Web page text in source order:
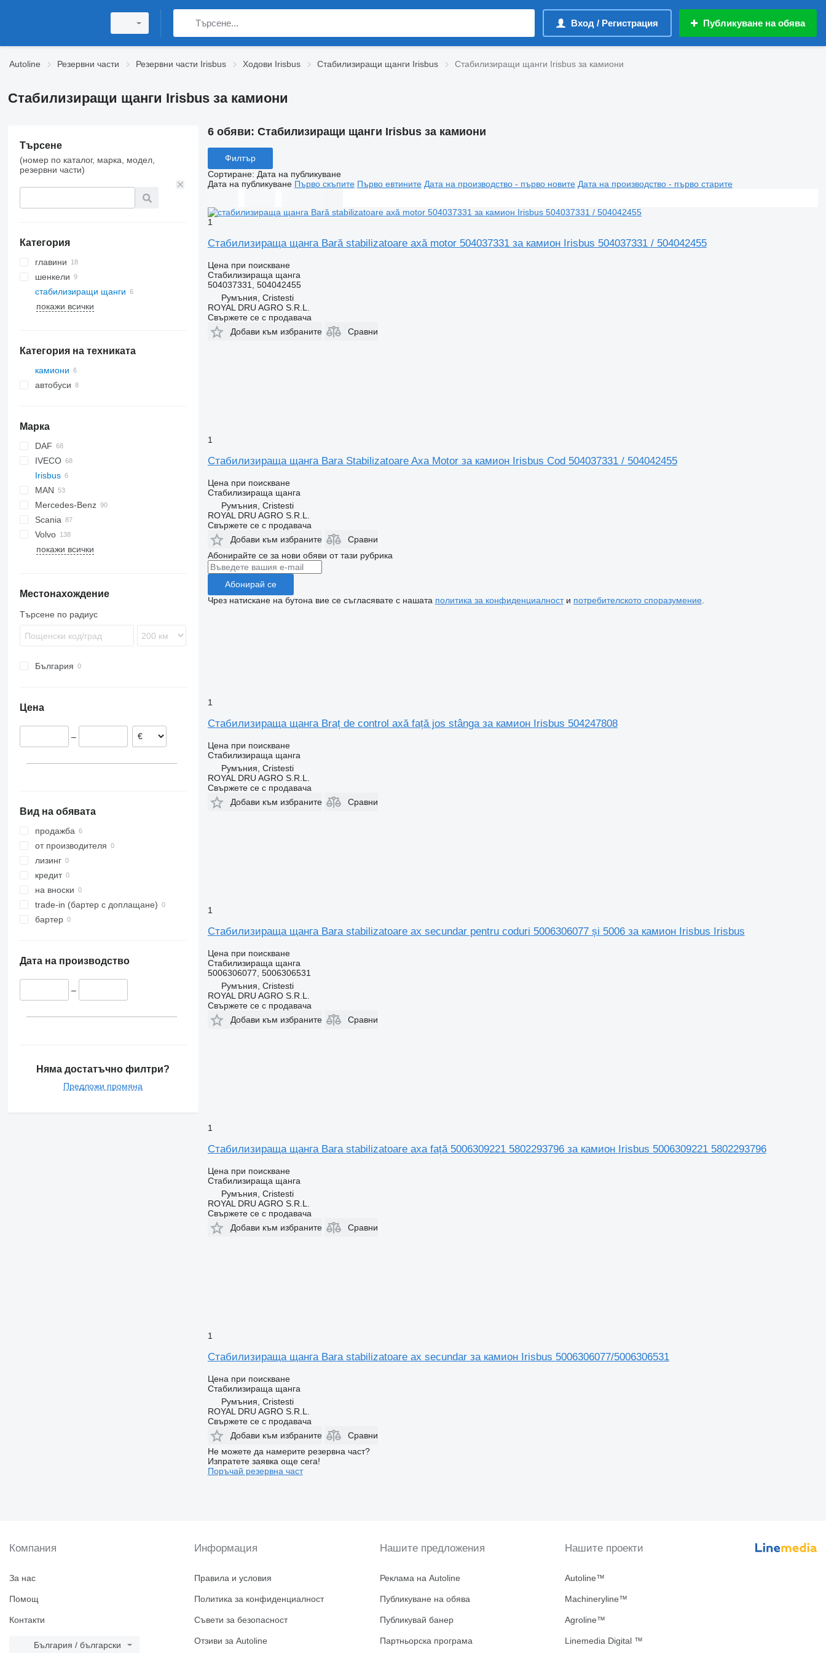
Вход / Регистрация Публикуване на обява
Autoline Резервни части Резервни части Irisbus Ходови Irisbus Стабилизиращи щанги Irisbus Стабилизиращи щанги Irisbus за камиони
Стабилизиращи щанги Irisbus за камиони
Търсене
(номер по каталог, марка, модел,
резервни части)
Категория
главини
шенкели
стабилизиращи щанги
покажи всички
Категория на техниката
камиони
автобуси
Марка
DAF
AS
CF
LF
XF
XG
F-MAX
IVECO
Daily
EuroCargo
EuroStar
Eurotech
Eurotrakker
S-Way
Irisbus
MAN
L2000
LE
TGA
TGL
TGX
Mercedes-Benz
A-Class
Actros
Antos
Axor
Canter
Atleon
Cabstar
Magnum
Mascott
Midliner
Scania
R-series
Volvo
FE
FM
G-series
L-series
покажи всички
Местонахождение
Търсене по радиус
България
Цена
–
Вид на обявата
продажба
от производителя
лизинг
кредит
на вноски
trade-in (бартер с доплащане)
бартер
Дата на производство
–
Няма достатъчно филтри?
Предложи промяна
6 обяви: Стабилизиращи щанги Irisbus за камиони
Филтър
Сортиране: Дата на публикуване
Дата на публикуване Първо скъпите Първо евтините Дата на производство - първо новите Дата на производство - първо старите
1
Стабилизираща щанга Bară stabilizatoare axă motor 504037331 за камион Irisbus 504037331 / 504042455
Цена при поискване
Стабилизираща щанга
504037331, 504042455
Румъния, Cristesti
ROYAL DRU AGRO S.R.L.
Свържете се с продавача
Добави към избраните
Сравни
1
Стабилизираща щанга Bara Stabilizatoare Axa Motor за камион Irisbus Cod 504037331 / 504042455
Цена при поискване
Стабилизираща щанга
Румъния, Cristesti
ROYAL DRU AGRO S.R.L.
Свържете се с продавача
Добави към избраните
Сравни
Абонирайте се за нови обяви от тази рубрика
Абонирай се
Чрез натискане на бутона вие се съгласявате с нашата политика за конфиденциалности потребителското споразумение.
1
Стабилизираща щанга Braț de control axă față jos stânga за камион Irisbus 504247808
Цена при поискване
Стабилизираща щанга
Румъния, Cristesti
ROYAL DRU AGRO S.R.L.
Свържете се с продавача
Добави към избраните
Сравни
1
Стабилизираща щанга Bara stabilizatoare ax secundar pentru coduri 5006306077 și 5006 за камион Irisbus Irisbus
Цена при поискване
Стабилизираща щанга
5006306077, 5006306531
Румъния, Cristesti
ROYAL DRU AGRO S.R.L.
Свържете се с продавача
Добави към избраните
Сравни
1
Стабилизираща щанга Bara stabilizatoare axa față 5006309221 5802293796 за камион Irisbus 5006309221 5802293796
Цена при поискване
Стабилизираща щанга
Румъния, Cristesti
ROYAL DRU AGRO S.R.L.
Свържете се с продавача
Добави към избраните
Сравни
1
Стабилизираща щанга Bara stabilizatoare ax secundar за камион Irisbus 5006306077/5006306531
Цена при поискване
Стабилизираща щанга
Румъния, Cristesti
ROYAL DRU AGRO S.R.L.
Свържете се с продавача
Добави към избраните
Сравни
Не можете да намерите резервна част?
Изпратете заявка още сега!
Поръчай резервна част
Компания
За нас
Помощ
Контакти
България / български
Информация
Правила и условия
Политика за конфиденциалност
Съвети за безопасност
Отзиви за Autoline
Нашите предложения
Реклама на Autoline
Публикуване на обява
Публикувай банер
Партньорска програма
Нашите проекти
Autoline™
Machineryline™
Agroline™
Linemedia Digital ™